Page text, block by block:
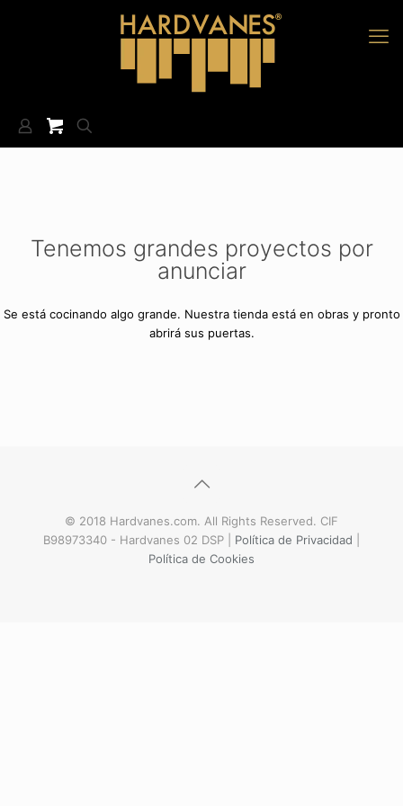
Tenemos grandes proyectos por
anunciar
Se está cocinando algo grande. Nuestra tienda está en obras y pronto
abrirá sus puertas.
© 2018 Hardvanes.com. All Rights Reserved. CIF
B98973340 - Hardvanes 02 DSP | Política de Privacidad
Política de Cookies